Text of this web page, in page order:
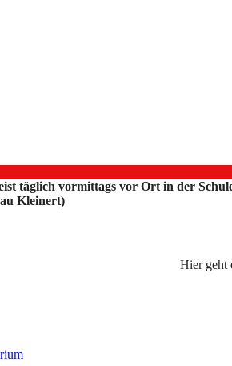
täglich vormittags vor Ort in der
Kleinert)
Hier geht